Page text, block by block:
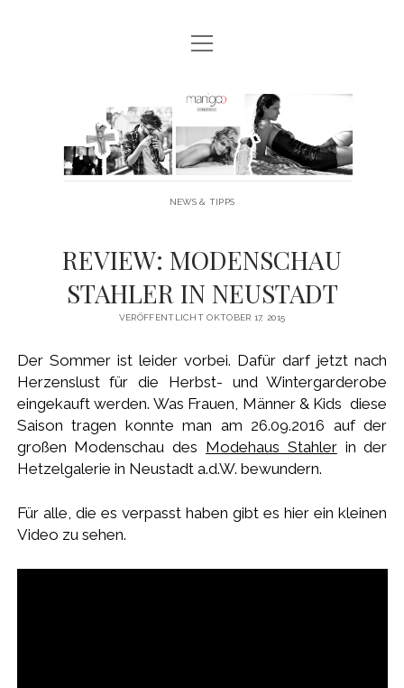
MANIGOO BLOG
MANIGOO MODELS
IMPRESSUM & DATENSCHUTZ
Menü
öffnen
Manigoo
NEWS & TIPPS
REVIEW: MODENSCHAU
STAHLER IN NEUSTADT
VERÖFFENTLICHT OKTOBER 17, 2015
Der Sommer ist leider vorbei. Dafür darf jetzt nach
Herzenslust für die Herbst- und Wintergarderobe
eingekauft werden. Was Frauen, Männer & Kids diese
Saison tragen konnte man am 26.09.2016 auf der
großen Modenschau des Modehaus Stahlerin der
Hetzelgalerie in Neustadt a.d.W. bewundern.
Für alle, die es verpasst haben gibt es hier ein kleinen
Video zu sehen.